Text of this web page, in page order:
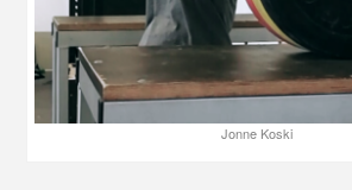
Jonne Koski